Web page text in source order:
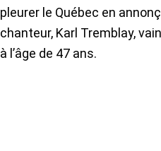
pleurer le Québec en
chanteur, Karl Tremblay,
à l’âge de 47 ans.